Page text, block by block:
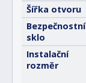
Šířka otvoru
Bezpečnostní
sklo
Instalační
rozměr